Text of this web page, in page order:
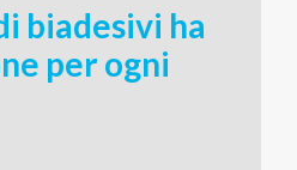
biadesivi ha
per ogni